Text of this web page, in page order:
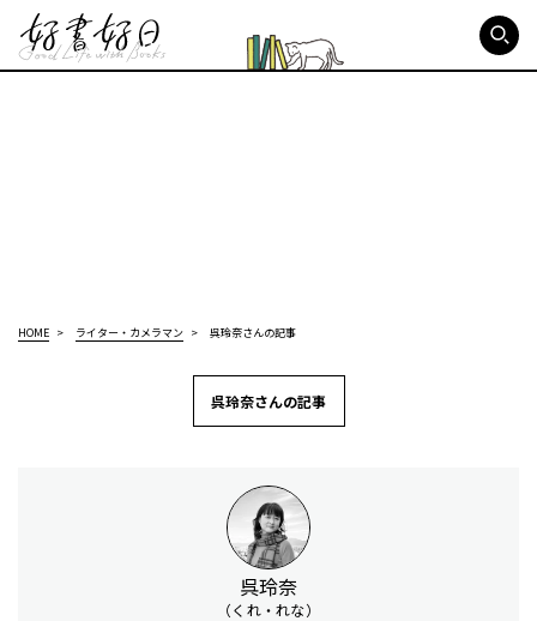
HOME ライター・カメラマン 呉玲奈さんの記事
呉玲奈さんの記事
呉玲奈
（くれ・れな）